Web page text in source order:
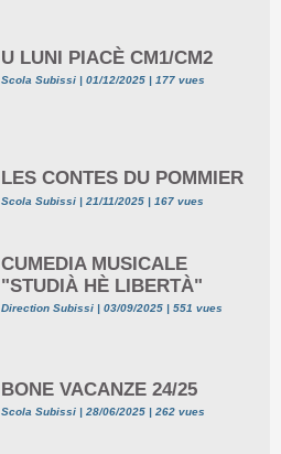
U LUNI PIACÈ CM1/CM2
Scola Subissi | 01/12/2025 | 177 vues
LES CONTES DU POMMIER
Scola Subissi | 21/11/2025 | 167 vues
CUMEDIA MUSICALE
"STUDIÀ HÈ LIBERTÀ"
Direction Subissi | 03/09/2025 | 551 vues
BONE VACANZE 24/25
Scola Subissi | 28/06/2025 | 262 vues